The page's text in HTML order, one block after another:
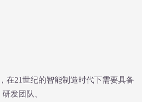
在21世纪的智能制造时代下需要具备
发团队、